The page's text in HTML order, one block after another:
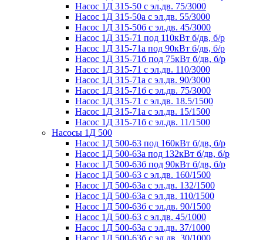
Насос 1Д 315-50 с эл.дв. 75/3000
Насос 1Д 315-50а с эл.дв. 55/3000
Насос 1Д 315-50б с эл.дв. 45/3000
Насос 1Д 315-71 под 110кВт б/дв, б/р
Насос 1Д 315-71а под 90кВт б/дв, б/р
Насос 1Д 315-71б под 75кВт б/дв, б/р
Насос 1Д 315-71 с эл.дв. 110/3000
Насос 1Д 315-71а с эл.дв. 90/3000
Насос 1Д 315-71б с эл.дв. 75/3000
Насос 1Д 315-71 с эл.дв. 18.5/1500
Насос 1Д 315-71а с эл.дв. 15/1500
Насос 1Д 315-71б с эл.дв. 11/1500
Насосы 1Д 500
Насос 1Д 500-63 под 160кВт б/дв, б/р
Насос 1Д 500-63a под 132кВт б/дв, б/р
Насос 1Д 500-63б под 90кВт б/дв, б/р
Насос 1Д 500-63 с эл.дв. 160/1500
Насос 1Д 500-63а с эл.дв. 132/1500
Насос 1Д 500-63а с эл.дв. 110/1500
Насос 1Д 500-63б с эл.дв. 90/1500
Насос 1Д 500-63 с эл.дв. 45/1000
Насос 1Д 500-63а с эл.дв. 37/1000
Насос 1Д 500-63б с эл.дв. 30/1000